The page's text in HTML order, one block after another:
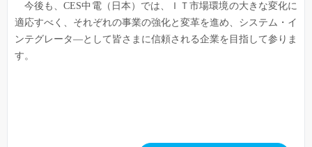
今後も、CES中電（日本）では、ＩＴ市場環境の大きな変化に
適応すべく、それぞれの事業の強化と変革を進め、システム・イ
ンテグレータ―として皆さまに信頼される企業を目指して参りま
す。